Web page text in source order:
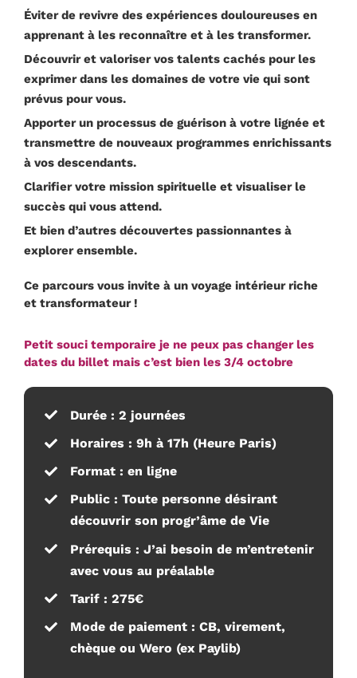
Éviter de revivre des expériences douloureuses en
apprenant à les reconnaître et à les transformer.
Découvrir et valoriser vos talents cachés pour les
exprimer dans les domaines de votre vie qui sont
prévus pour vous.
Apporter un processus de guérison à votre lignée et
transmettre de nouveaux programmes enrichissants
à vos descendants.
Clarifier votre mission spirituelle et visualiser le
succès qui vous attend.
Et bien d’autres découvertes passionnantes à
explorer ensemble.
Ce parcours vous invite à un voyage intérieur riche
et transformateur !
Petit souci temporaire je ne peux pas changer les
dates du billet mais c’est bien les 3/4 octobre
Durée : 2 journées
Horaires : 9h à 17h (Heure Paris)
Format : en ligne
Public : Toute personne désirant
découvrir son progr’âme de Vie
Prérequis : J’ai besoin de m’entretenir
avec vous au préalable
Tarif : 275€
Mode de paiement :CB, virement,
chèque ou Wero (ex Paylib)